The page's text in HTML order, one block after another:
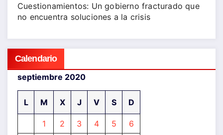
Cuestionamientos: Un gobierno fracturado que
no encuentra soluciones a la crisis
Calendario
septiembre 2020
L M X J V S D
1 2 3 4 5
6